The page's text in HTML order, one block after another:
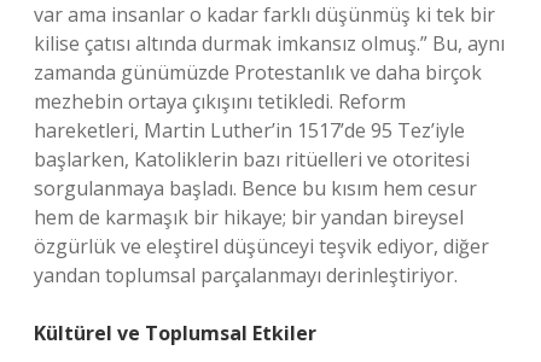
var ama insanlar o kadar farklı düşünmüş ki tek bir
kilise çatısı altında durmak imkansız olmuş.” Bu, aynı
zamanda günümüzde Protestanlık ve daha birçok
mezhebin ortaya çıkışını tetikledi. Reform
hareketleri, Martin Luther’in 1517’de 95 Tez’iyle
başlarken, Katoliklerin bazı ritüelleri ve otoritesi
sorgulanmaya başladı. Bence bu kısım hem cesur
hem de karmaşık bir hikaye; bir yandan bireysel
özgürlük ve eleştirel düşünceyi teşvik ediyor, diğer
yandan toplumsal parçalanmayı derinleştiriyor.
Kültürel ve Toplumsal Etkiler